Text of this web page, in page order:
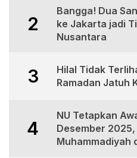
2
Bangga! Dua
ke Jakarta jadi
Nusantara
3
Hilal Tidak
Ramadan Jatuh
4
NU Tetapkan
Desember
Muhammadiyah